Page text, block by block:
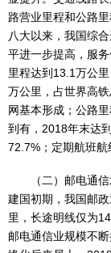
路营业里程和公路
八大以来，我国综
平进一步提高，服
里程达到13.1万公
万公里，占世界高
网基本形成；公路
到有，2018年末达
72.7%；定期航班航
（二）邮电通
建国初期，我国邮
里，长途明线仅为
邮电通信业规模不